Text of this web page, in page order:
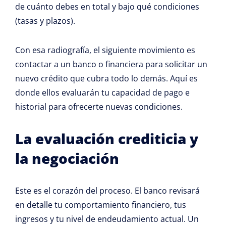
de cuánto debes en total y bajo qué condiciones
(tasas y plazos).
Con esa radiografía, el siguiente movimiento es
contactar a un banco o financiera para solicitar un
nuevo crédito que cubra todo lo demás. Aquí es
donde ellos evaluarán tu capacidad de pago e
historial para ofrecerte nuevas condiciones.
La evaluación crediticia y
la negociación
Este es el corazón del proceso. El banco revisará
en detalle tu comportamiento financiero, tus
ingresos y tu nivel de endeudamiento actual. Un